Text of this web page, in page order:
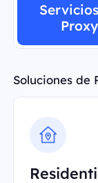
Proxy
Soluciones de